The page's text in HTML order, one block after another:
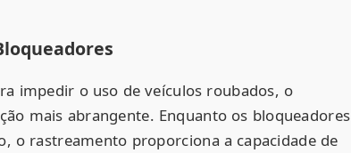
impedir o uso de veículos roubados, o
mais abrangente. Enquanto os bloqueadores
o rastreamento proporciona a capacidade de